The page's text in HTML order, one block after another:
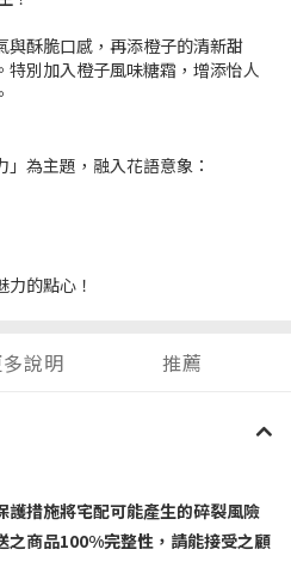
與酥脆口感，再添橙子的清新甜
別加入橙子風味糖霜，增添怡人
」為主題，融入花語意象：
的點心！
說明 推薦
護措施將宅配可能產生的碎裂風險
之商品100%完整性，請能接受之顧